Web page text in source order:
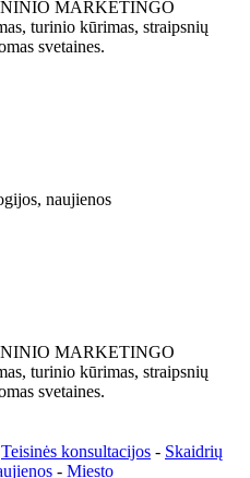
MARKETINGO
turinio kūrimas, straipsnių
svetaines.
naujienos
MARKETINGO
turinio kūrimas, straipsnių
svetaines.
Teisinės konsultacijos - Skaidrių
- Miesto